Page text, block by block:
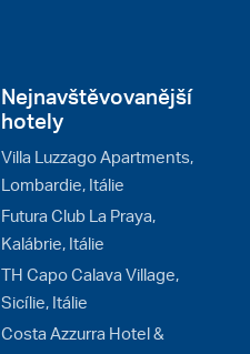
Nejnavštěvovanější
hotely
Villa Luzzago Apartments,
Lombardie, Itálie
Futura Club La Praya,
Kalábrie, Itálie
TH Capo Calava Village,
Sicílie, Itálie
Costa Azzurra Hotel &